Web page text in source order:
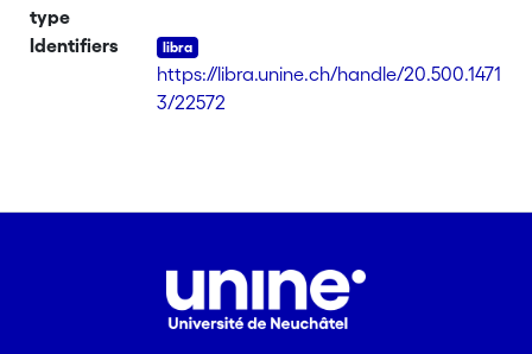
type
Identifiers
https://libra.unine.ch/handle/20.500.1471
3/22572